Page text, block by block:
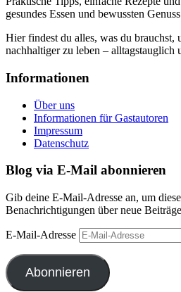
gesundes Essen und bewussten
Hier findest du alles, was du brauchst,
nachhaltiger zu leben – alltagstauglich
Informationen
Über uns
Informationen für Gastautoren
Impressum
Datenschutz
Blog via E-Mail abonnieren
Gib deine E-Mail-Adresse an, um
Benachrichtigungen über neue
E-Mail-Adresse
Abonnieren